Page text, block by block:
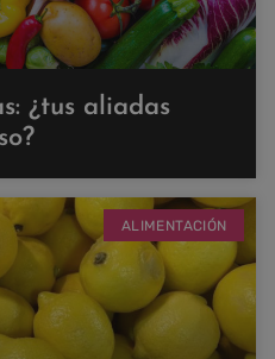
¿tus aliadas
ALIMENTACIÓN